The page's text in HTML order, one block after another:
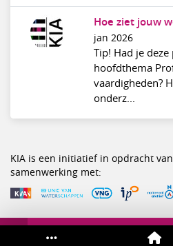
Hoe ziet jouw
jan 2026
Tip! Had je
hoofdthema
vaardigheden?
onderz...
KIA is een initiatief in opdracht
samenwerking met:
Service & help Sneltoetsen